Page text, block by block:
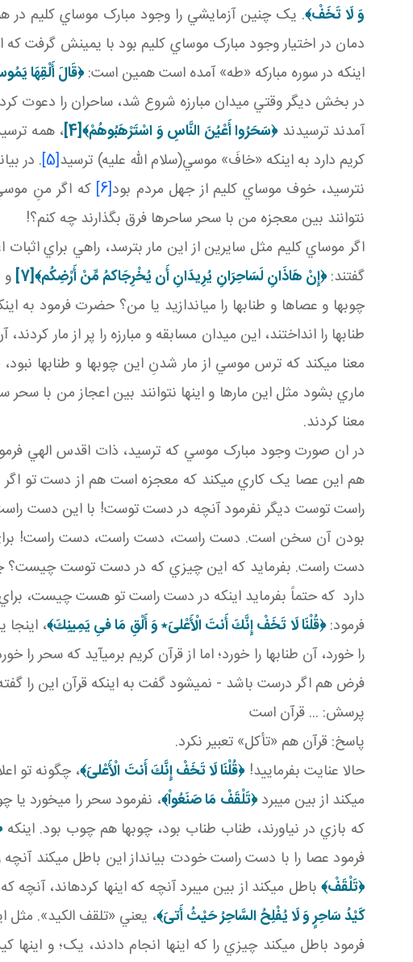
وَ لَا تَخَفْ‏﴾. يک چنين آزمايشي را وجود مبارک موساي کليم
دمان در اختيار وجود مبارک موساي کليم بود با يمينش گرفت
اينکه در سوره مبارکه «طه» آمده است همين است:﴿قَالَ أَلْقِهَا
در بخش ديگر وقتي ميدان مبارزه شروع شد، ساحران را دعوت
آمدند ترسيدند﴿سَحَرُوا أَعْيُنَ النَّاسِ وَ اسْتَرْهَبُوهُمْ﴾[4] ، همه
کريم دارد به اينکه «خافَ» موسي(سلام الله عليه) ترسيد[5]
. در
نترسيد، خوف موساي کليم از جهل مردم بود[6]
که اگر منِ
نتوانند بين معجزه من با سحر ساحرها فرق بگذارند چه کنم؟!
اگر موساي کليم مثل سايرين از اين مار بترسد، راهي براي
گفتند:﴿إِنْ هَاذَانِ لَسَاحِرَانِ يُرِيدَانِ أَن يُخْرِجَاكمُ مِّنْ أَرْضِكُم﴾[7]
چوب ها و عصاها و طناب ها را مي اندازيد يا من؟ حضرت فرمود به
طناب ها را انداختند، اين ميدان مسابقه و مبارزه را پر از مار
معنا مي کند که ترس موسي از مار شدنِ اين چوب ها و طناب ها
ماري بشود مثل اين مارها و اينها نتوانند بين اعجاز من با
معنا کردند.
در ان صورت وجود مبارک موسي که ترسيد، ذات اقدس الهي
هم اين عصا يک کاري مي کند که معجزه است هم از دست تو اگر
راست توست ديگر نفرمود آنچه در دست توست! با اين دست
بودن آن سخن است. دست راست، دست راست، دست راست! براي
دست راست. بفرمايد که اين چيزي که در دست توست چيست؟
دارد که حتماً بفرمايد اينکه در دست راست تو هست چيست، براي
فرمود:﴿قُلْنَا لَا تَخَفْ إِنَّكَ أَنتَ الْأَعْلىَ‏٭ وَ أَلْقِ مَا فىِ يَمِينِكَ﴾،
را خورد، آن طناب ها را خورد؛ اما از قرآن کريم برمي آيد که سحر
فرض هم اگر درست باشد - نمي شود گفت به اينکه قرآن اين را
پرسش: ... قرآن است
پاسخ: قرآن هم «تأکل» تعبير نکرد.
حالا عنايت بفرماييد!﴿قُلْنَا لَا تَخَفْ إِنَّكَ أَنتَ الْأَعْلىَ‏﴾، چگونه تو
مي کند از بين مي برد﴿تَلْقَفْ مَا صَنَعُواْ‏﴾، نفرمود سحر را مي خورد يا
که بازي در نياورند، طناب طناب بود، چوب ها هم چوب بود. اينکه
فرمود عصا را با دست راست خودت بيانداز اين باطل مي کند آنچه
﴿تَلْقَفْ﴾ باطل مي کند از بين مي برد آنچه که اينها کرده اند،
كَيْدُ سَاحِرٍ وَ لَا يُفْلِحُ السَّاحِرُ حَيْثُ أَتىَ‏﴾، يعني «تلقف الکيد». مثل
فرمود باطل مي کند چيزي را که اينها انجام دادند، يک؛ و